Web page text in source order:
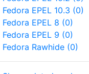
Fedora EPEL 10.3 (0)
Fedora EPEL 8 (0)
Fedora EPEL 9 (0)
Fedora Rawhide (0)